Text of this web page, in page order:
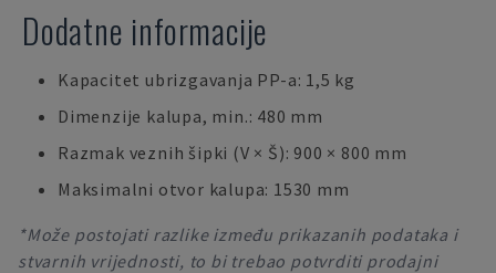
Dodatne informacije
Kapacitet ubrizgavanja PP-a: 1,5 kg
Dimenzije kalupa, min.: 480 mm
Razmak veznih šipki (V × Š): 900 × 800 mm
Maksimalni otvor kalupa: 1530 mm
*Može postojati razlike između prikazanih podataka i
stvarnih vrijednosti, to bi trebao potvrditi prodajni